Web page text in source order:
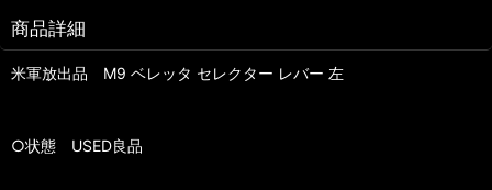
商品詳細
米軍放出品 M9 ベレッタ セレクター レバー 左
○状態 USED良品